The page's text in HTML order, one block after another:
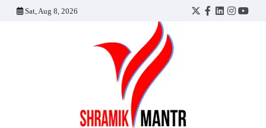
Sat, Aug 8, 2026
Twitter
Facebook
LinkedIn